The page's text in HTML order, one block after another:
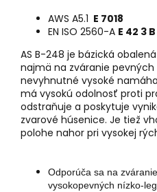
AWS A5.1 E 7018
EN ISO 2560-A E 42 3
AS B-248 je bázická
najmä na zváranie pevných
nevyhnutné vysoké
má vysokú odolnosť proti
odstraňuje a poskytuje
zvarové húsenice. Je tiež
polohe nahor pri vysokej
Odporúča sa na
vysokopevných nízko-